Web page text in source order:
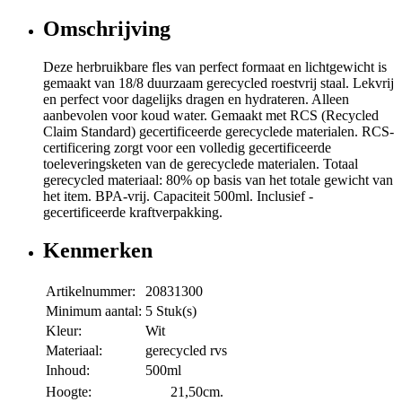
Omschrijving
Deze herbruikbare fles van perfect formaat en lichtgewicht is
gemaakt van 18/8 duurzaam gerecycled roestvrij staal. Lekvrij
en perfect voor dagelijks dragen en hydrateren. Alleen
aanbevolen voor koud water. Gemaakt met RCS (Recycled
Claim Standard) gecertificeerde gerecyclede materialen. RCS-
certificering zorgt voor een volledig gecertificeerde
toeleveringsketen van de gerecyclede materialen. Totaal
gerecycled materiaal: 80% op basis van het totale gewicht van
het item. BPA-vrij. Capaciteit 500ml. Inclusief -
gecertificeerde kraftverpakking.
Kenmerken
Artikelnummer:
20831300
Minimum aantal: 5 Stuk(s)
Kleur:
Wit
Materiaal:
gerecycled rvs
Inhoud:
500ml
Hoogte:
21,50cm.